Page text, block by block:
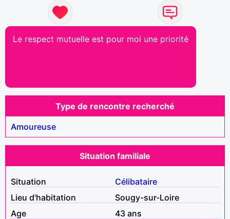
Le respect mutuelle est pour moi une priorité
Type de rencontre recherché
Amoureuse
Situation familiale
Situation
Célibataire
Lieu d'habitation
Sougy-sur-Loire
Age
43 ans